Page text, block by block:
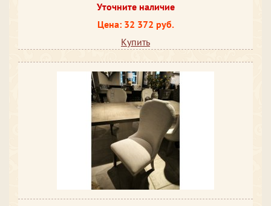
Уточните наличие
Цена: 32 372 руб.
Купить